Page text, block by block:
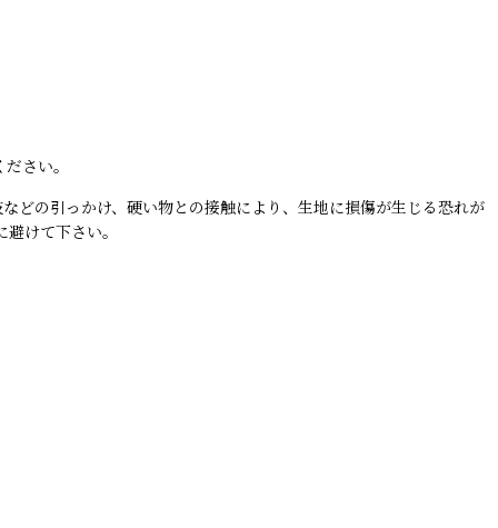
さい。
どの引っかけ、硬い物との接触により、生地に損傷が生じる恐れが
けて下さい。